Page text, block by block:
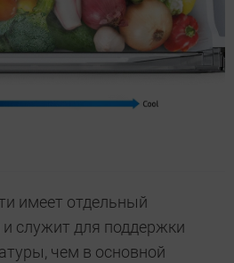
имеет отдельный
служит для поддержки
чем в основной